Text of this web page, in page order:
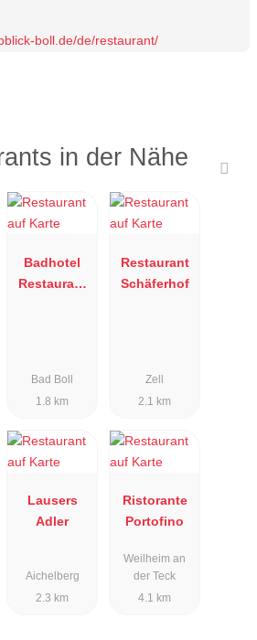
boll.de/de/restaurant/
in der Nähe
Badhotel
Restaurant
Bad Boll
1.8 km
Restaurant
Schäferhof
Zell
2.1 km
Lausers
Adler
Aichelberg
2.3 km
Ristorante
Portofino
Weilheim an
der Teck
4.1 km